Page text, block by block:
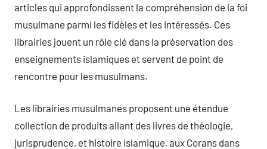
articles qui approfondissent la compréhension de la foi
musulmane parmi les fidèles et les intéressés. Ces
librairies jouent un rôle clé dans la préservation des
enseignements islamiques et servent de point de
rencontre pour les musulmans.
Les librairies musulmanes proposent une étendue
collection de produits allant des livres de théologie,
jurisprudence, et histoire islamique, aux Corans dans